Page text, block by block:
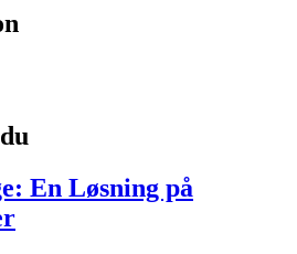
En Løsning på